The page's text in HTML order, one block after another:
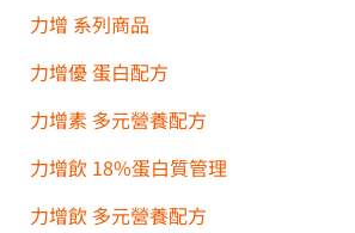
力增 系列商品
力增優 蛋白配方
力增素 多元營養配方
力增飲 18%蛋白質管理
力增飲 多元營養配方